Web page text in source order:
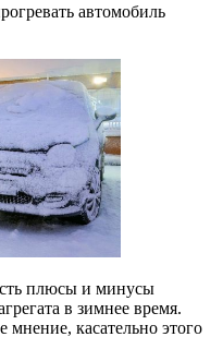
автомобиль
плюсы и минусы
в зимнее время.
мнение, касательно этого